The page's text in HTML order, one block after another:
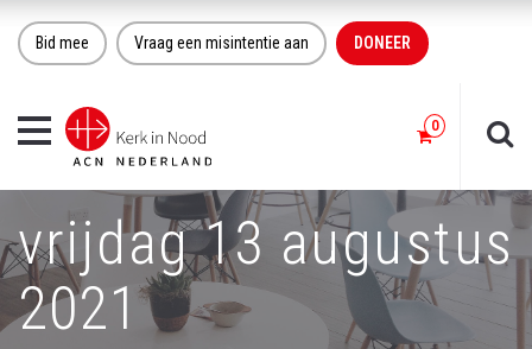
Bid mee Vraag een misintentie aan DONEER
Toggle
navigation
vrijdag 13 augustus
2021